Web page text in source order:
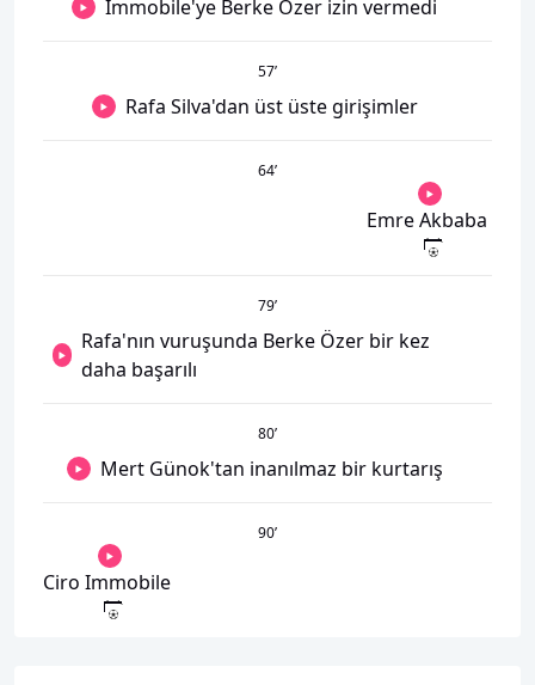
Immobile'ye Berke Özer izin vermedi
57’
Rafa Silva'dan üst üste girişimler
64’
Emre Akbaba
79’
Rafa'nın vuruşunda Berke Özer bir kez
daha başarılı
80’
Mert Günok'tan inanılmaz bir kurtarış
90’
Ciro Immobile